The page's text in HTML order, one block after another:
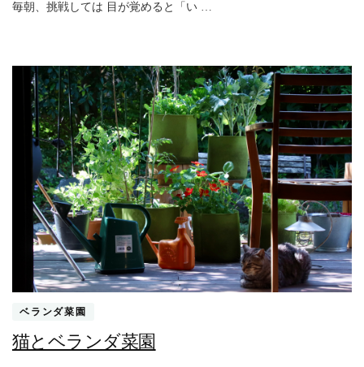
じ
ま
り
３
０
分。)
毎朝、挑戦しては 目が覚めると「い …
ベランダ菜園
猫とベランダ菜園